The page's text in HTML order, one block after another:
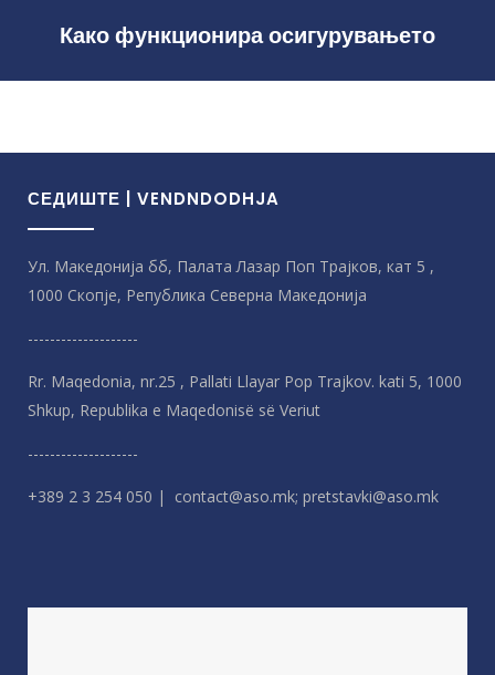
Како функционира осигурувањето
СЕДИШТЕ | VENDNDODHJA
Ул. Македонија бб, Палата Лазар Поп Трајков, кат 5 ,
1000 Скопје, Република Северна Македонијa
--------------------
Rr. Maqedonia, nr.25 , Pallati Llayar Pop Trajkov. kati 5, 1000
Shkup, Republika e Maqedonisë së Veriut
--------------------
+389 2 3 254 050 | contact@aso.mk; pretstavki@aso.mk